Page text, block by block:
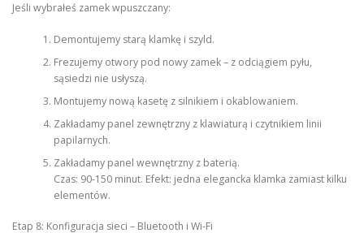
Jeśli wybrałeś zamek wpuszczany:
Demontujemy starą klamkę i szyld.
Frezujemy otwory pod nowy zamek – z odciągiem pyłu,
sąsiedzi nie usłyszą.
Montujemy nową kasetę z silnikiem i okablowaniem.
Zakładamy panel zewnętrzny z klawiaturą i czytnikiem linii
papilarnych.
Zakładamy panel wewnętrzny z baterią.
Czas: 90-150 minut. Efekt: jedna elegancka klamka zamiast kilku
elementów.
Etap 8: Konfiguracja sieci – Bluetooth i Wi-Fi